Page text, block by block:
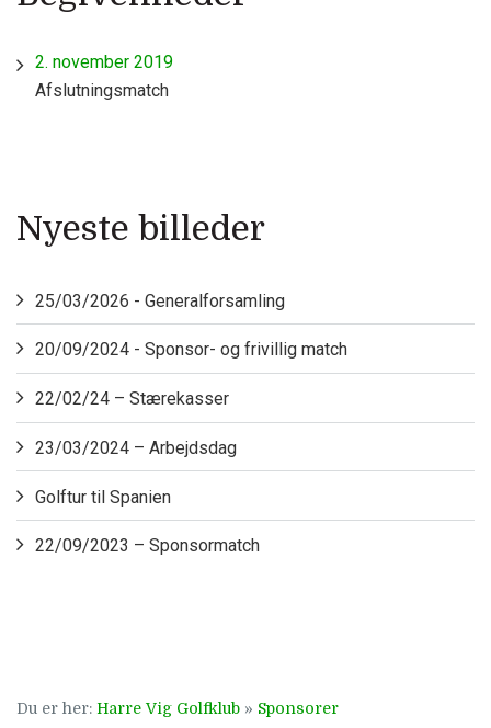
2. november 2019
Afslutningsmatch
Nyeste billeder
25/03/2026 - Generalforsamling
20/09/2024 - Sponsor- og frivillig match
22/02/24 – Stærekasser
23/03/2024 – Arbejdsdag
Golftur til Spanien
22/09/2023 – Sponsormatch
Du er her: Harre Vig Golfklub » Sponsorer